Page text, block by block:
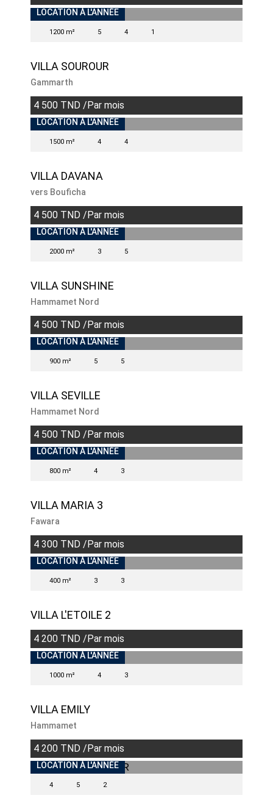
INDISPONIBLE
LOCATION À L'ANNÉE
1200 m² 5 4 1
VILLA SOUROUR
Gammarth
4 500 TND /Par mois
INDISPONIBLE
BIENS EXCEPTIONNELS
LOCATION À L'ANNÉE
1500 m² 4 4
VILLA DAVANA
vers Bouficha
4 500 TND /Par mois
INDISPONIBLE
LOCATION À L'ANNÉE
2000 m² 3 5
VILLA SUNSHINE
Hammamet Nord
4 500 TND /Par mois
INDISPONIBLE
LOCATION À L'ANNÉE
900 m² 5 5
VILLA SEVILLE
Hammamet Nord
4 500 TND /Par mois
LOCATION À L'ANNÉE
800 m² 4 3
VILLA MARIA 3
Fawara
4 300 TND /Par mois
INDISPONIBLE
LOCATION À L'ANNÉE
400 m² 3 3
VILLA L'ETOILE 2
4 200 TND /Par mois
INDISPONIBLE
LOCATION À L'ANNÉE
1000 m² 4 3
VILLA EMILY
Hammamet
4 200 TND /Par mois
INDISPONIBLE
LOCATION À L'ANNÉE
4 5 2